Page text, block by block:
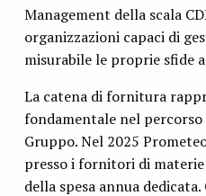
Management della scala
organizzazioni capaci di
misurabile le proprie sfide
La catena di fornitura
fondamentale nel
Gruppo. Nel 2025
presso i fornitori di
della spesa annua